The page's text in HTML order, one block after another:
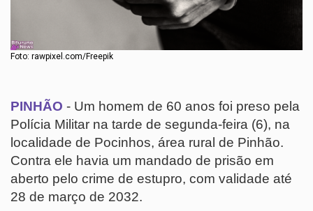
Foto: rawpixel.com/Freepik
PINHÃO - Um homem de 60 anos foi preso pela
Polícia Militar na tarde de segunda-feira (6), na
localidade de Pocinhos, área rural de Pinhão.
Contra ele havia um mandado de prisão em
aberto pelo crime de estupro, com validade até
28 de março de 2032.